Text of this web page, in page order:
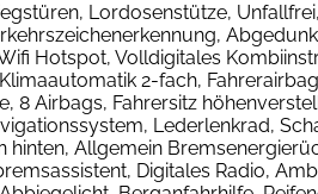
Lordosenstütze,
Hotspot, Volldigitales
2-fach,
8 Airbags, Fahrersitz
Lederlenkrad,
hinten, Allgemein
Digitales Radio,